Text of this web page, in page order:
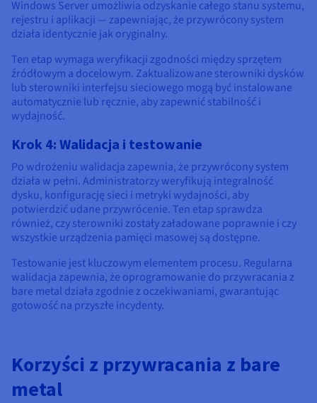
Windows Server umożliwia odzyskanie całego stanu systemu,
rejestru i aplikacji — zapewniając, że przywrócony system
działa identycznie jak oryginalny.
Ten etap wymaga weryfikacji zgodności między sprzętem
źródłowym a docelowym. Zaktualizowane sterowniki dysków
lub sterowniki interfejsu sieciowego mogą być instalowane
automatycznie lub ręcznie, aby zapewnić stabilność i
wydajność.
Krok 4: Walidacja i testowanie
Po wdrożeniu walidacja zapewnia, że przywrócony system
działa w pełni. Administratorzy weryfikują integralność
dysku, konfigurację sieci i metryki wydajności, aby
potwierdzić udane przywrócenie. Ten etap sprawdza
również, czy sterowniki zostały załadowane poprawnie i czy
wszystkie urządzenia pamięci masowej są dostępne.
Testowanie jest kluczowym elementem procesu. Regularna
walidacja zapewnia, że oprogramowanie do przywracania z
bare metal działa zgodnie z oczekiwaniami, gwarantując
gotowość na przyszłe incydenty.
Korzyści z przywracania z bare
metal